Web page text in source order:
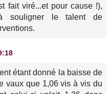
fait viré...et pour cause !),
souligner le talent de
étant donné la baisse de
vaux que 1,06 vis à vis du